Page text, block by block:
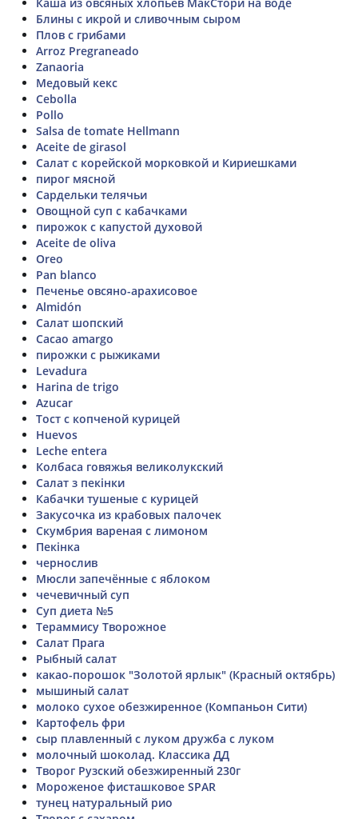
Блины с икрой и сливочным сыром
Плов с грибами
Arroz Pregraneado
Zanaoria
Медовый кекс
Cebolla
Pollo
Salsa de tomate Hellmann
Aceite de girasol
Салат с корейской морковкой и Кириешками
пирог мясной
Сардельки телячьи
Овощной суп с кабачками
пирожок с капустой духовой
Aceite de oliva
Oreo
Pan blanco
Печенье овсяно-арахисовое
Almidón
Салат шопский
Cacao amargo
пирожки с рыжиками
Levadura
Harina de trigo
Azucar
Тост с копченой курицей
Huevos
Leche entera
Колбаса говяжья великолукский
Салат з пекінки
Кабачки тушеные с курицей
Закусочка из крабовых палочек
Скумбрия вареная с лимоном
Пекінка
чернослив
Мюсли запечённые с яблоком
чечевичный суп
Суп диета №5
Тераммису Творожное
Салат Прага
Рыбный салат
какао-порошок "Золотой ярлык" (Красный октябрь)
мышиный салат
молоко сухое обезжиренное (Компаньон Сити)
Картофель фри
сыр плавленный с луком дружба с луком
молочный шоколад. Классика ДД
Творог Рузский обезжиренный 230г
Мороженое фисташковое SPAR
тунец натуральный рио